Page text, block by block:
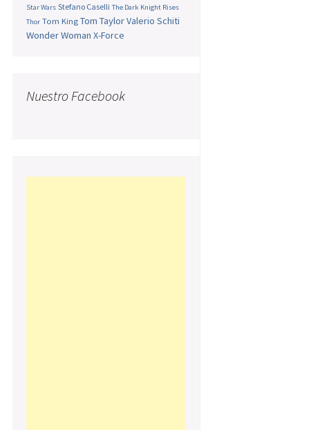
Star Wars Stefano Caselli The Dark Knight Rises
Thor Tom King Tom TaylorValerio Schiti
Wonder Woman X-Force
Nuestro Facebook